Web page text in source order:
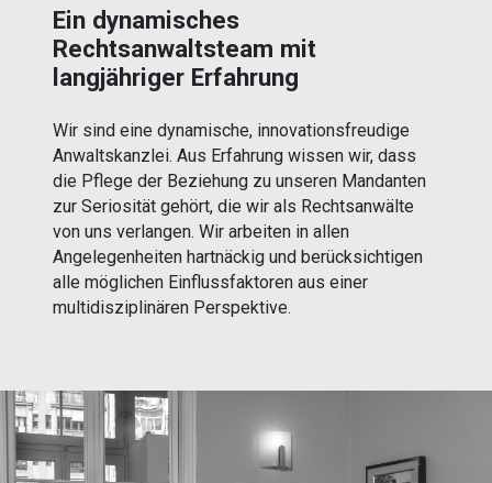
Ein dynamisches
Rechtsanwaltsteam mit
langjähriger Erfahrung
Wir sind eine dynamische, innovationsfreudige
Anwaltskanzlei. Aus Erfahrung wissen wir, dass
die Pflege der Beziehung zu unseren Mandanten
zur Seriosität gehört, die wir als Rechtsanwälte
von uns verlangen. Wir arbeiten in allen
Angelegenheiten hartnäckig und berücksichtigen
alle möglichen Einflussfaktoren aus einer
multidisziplinären Perspektive.